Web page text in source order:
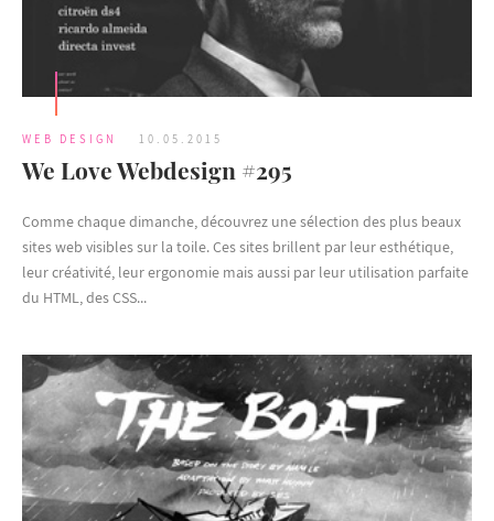
WEB DESIGN 10.05.2015
We Love Webdesign #295
Comme chaque dimanche, découvrez une sélection des plus beaux
sites web visibles sur la toile. Ces sites brillent par leur esthétique,
leur créativité, leur ergonomie mais aussi par leur utilisation parfaite
du HTML, des CSS...